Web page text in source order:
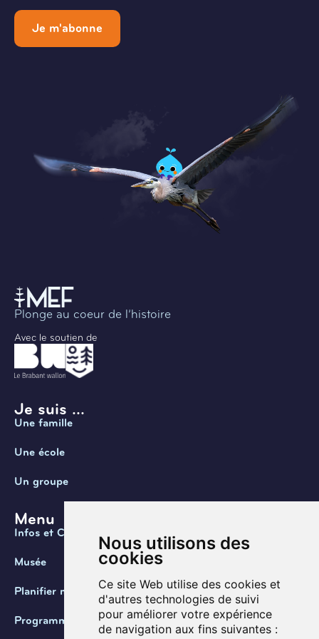
Nous utilisons des
cookies
Ce site Web utilise des cookies et
d'autres technologies de suivi
pour améliorer votre expérience
de navigation aux fins suivantes :
Je m'abonne
Plonge au coeur de l’histoire
Avec le soutien de
Je suis ...
Une famille
Une école
Un groupe
Menu
Infos et Contact
Musée
Planifier ma visite
Programmation